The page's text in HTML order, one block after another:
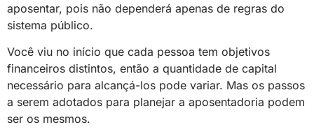
aposentar, pois não dependerá apenas de regras do
sistema público.
Você viu no início que cada pessoa tem objetivos
financeiros distintos, então a quantidade de capital
necessário para alcançá-los pode variar. Mas os passos
a serem adotados para planejar a aposentadoria podem
ser os mesmos.